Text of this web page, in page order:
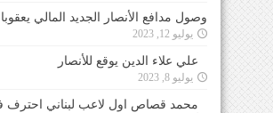
وصول مدافع الأنصار الجديد المالي يعقوبا
يوليو 12, 2023
علي علاء الدين يوقع للأنصار
يوليو 8, 2023
محمد قصاص اول لاعب لبناني احترف